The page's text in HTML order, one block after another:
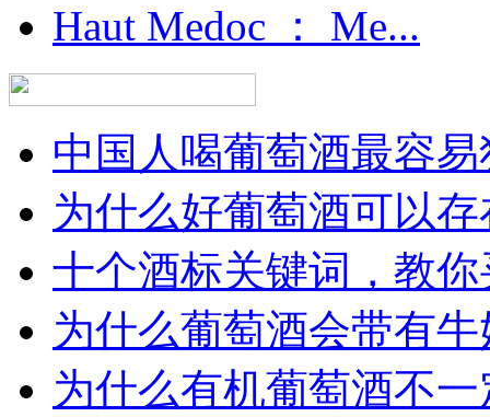
Haut Medoc ： Me...
中国人喝葡萄酒最容
为什么好葡萄酒可以
十个酒标关键词，教
为什么葡萄酒会带有
为什么有机葡萄酒不